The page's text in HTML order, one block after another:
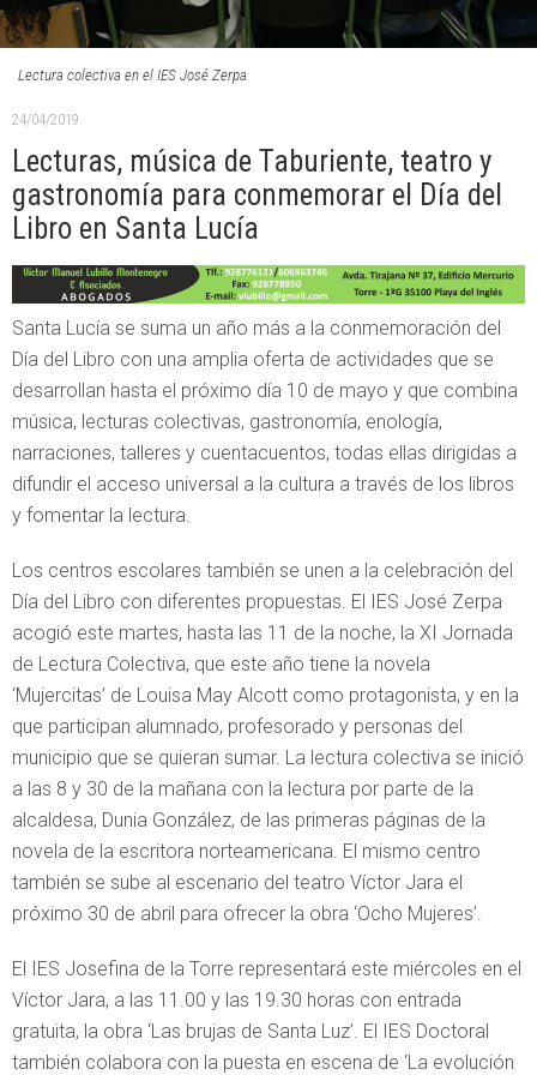
Lectura colectiva en el IES José Zerpa
24/04/2019
Lecturas, música de Taburiente, teatro y
gastronomía para conmemorar el Día del
Libro en Santa Lucía
Santa Lucía se suma un año más a la conmemoración del
Día del Libro con una amplia oferta de actividades que se
desarrollan hasta el próximo día 10 de mayo y que combina
música, lecturas colectivas, gastronomía, enología,
narraciones, talleres y cuentacuentos, todas ellas dirigidas a
difundir el acceso universal a la cultura a través de los libros
y fomentar la lectura.
Los centros escolares también se unen a la celebración del
Día del Libro con diferentes propuestas. El IES José Zerpa
acogió este martes, hasta las 11 de la noche, la XI Jornada
de Lectura Colectiva, que este año tiene la novela
‘Mujercitas’ de Louisa May Alcott como protagonista, y en la
que participan alumnado, profesorado y personas del
municipio que se quieran sumar. La lectura colectiva se inició
a las 8 y 30 de la mañana con la lectura por parte de la
alcaldesa, Dunia González, de las primeras páginas de la
novela de la escritora norteamericana. El mismo centro
también se sube al escenario del teatro Víctor Jara el
próximo 30 de abril para ofrecer la obra ‘Ocho Mujeres’.
El IES Josefina de la Torre representará este miércoles en el
Víctor Jara, a las 11.00 y las 19.30 horas con entrada
gratuita, la obra ‘Las brujas de Santa Luz’. El IES Doctoral
también colabora con la puesta en escena de ‘La evolución